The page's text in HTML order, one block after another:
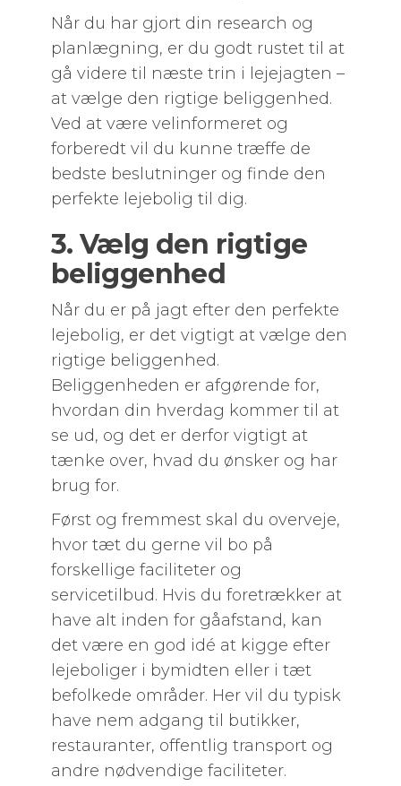
Når du har gjort din research og
planlægning, er du godt rustet til at
gå videre til næste trin i lejejagten –
at vælge den rigtige beliggenhed.
Ved at være velinformeret og
forberedt vil du kunne træffe de
bedste beslutninger og finde den
perfekte lejebolig til dig.
3. Vælg den rigtige
beliggenhed
Når du er på jagt efter den perfekte
lejebolig, er det vigtigt at vælge den
rigtige beliggenhed.
Beliggenheden er afgørende for,
hvordan din hverdag kommer til at
se ud, og det er derfor vigtigt at
tænke over, hvad du ønsker og har
brug for.
Først og fremmest skal du overveje,
hvor tæt du gerne vil bo på
forskellige faciliteter og
servicetilbud. Hvis du foretrækker at
have alt inden for gåafstand, kan
det være en god idé at kigge efter
lejeboliger i bymidten eller i tæt
befolkede områder. Her vil du typisk
have nem adgang til butikker,
restauranter, offentlig transport og
andre nødvendige faciliteter.